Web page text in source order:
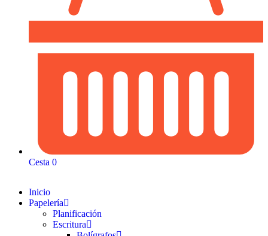
Cesta 0
Inicio
Papelería
Planificación
Escritura